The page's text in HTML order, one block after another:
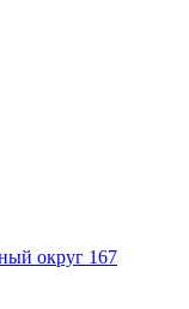
округ 167